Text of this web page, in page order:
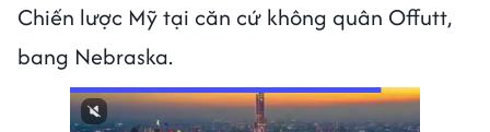
Chiến lược Mỹ tại căn cứ không quân Offutt,
bang Nebraska.